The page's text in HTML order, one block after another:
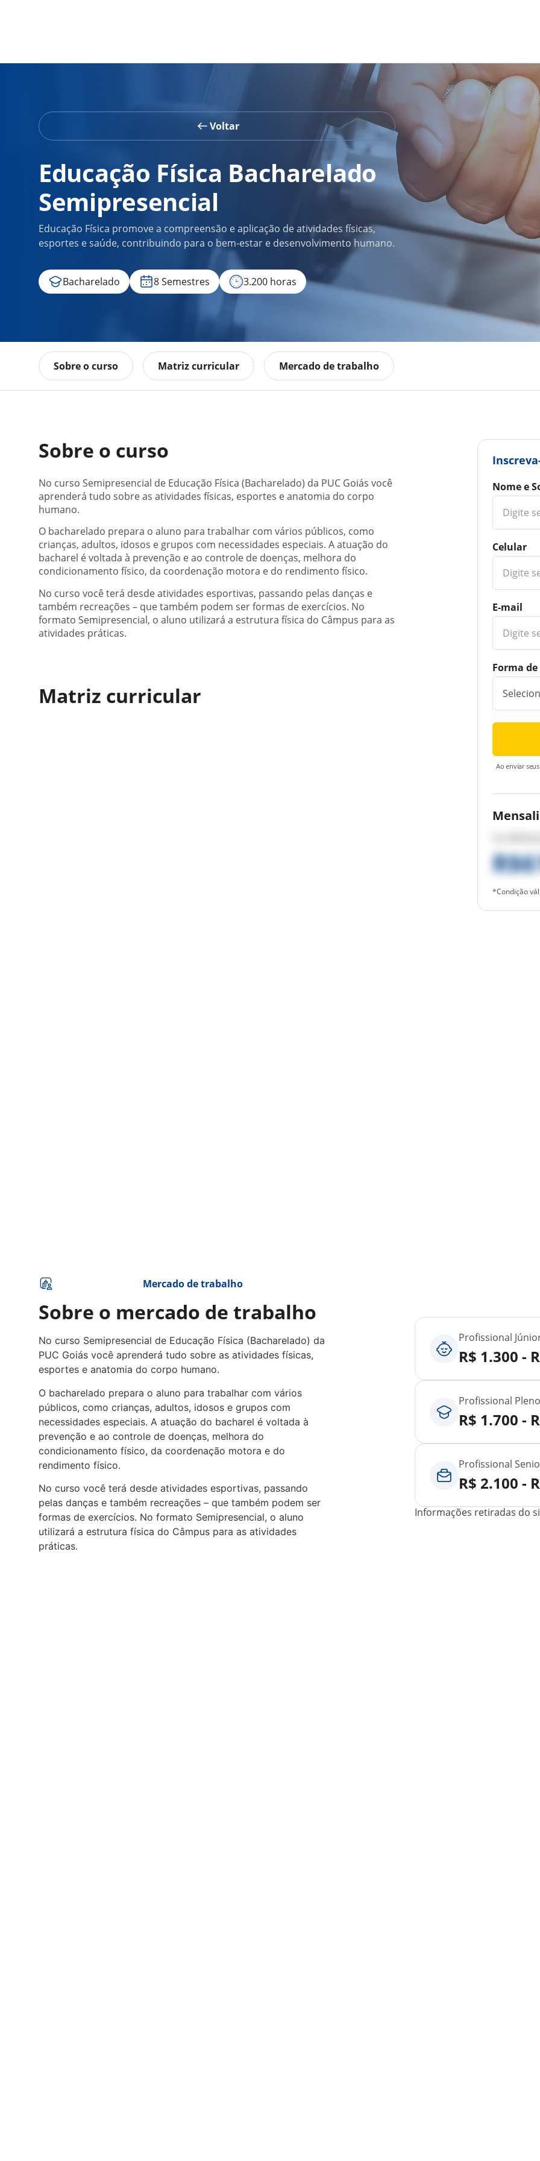
Voltar
Educação Física Bacharelado
Semipresencial
Educação Física promove a compreensão e aplicação de atividades físicas,
esportes e saúde, contribuindo para o bem-estar e desenvolvimento humano.
Bacharelado 8 Semestres 3.200 horas
Sobre o curso Matriz curricular Mercado de trabalho
Sobre o curso
No curso Semipresencial de Educação Física (Bacharelado) da PUC Goiás você
aprenderá tudo sobre as atividades físicas, esportes e anatomia do corpo
humano.
O bacharelado prepara o aluno para trabalhar com vários públicos, como
crianças, adultos, idosos e grupos com necessidades especiais. A atuação do
bacharel é voltada à prevenção e ao controle de doenças, melhora do
condicionamento físico, da coordenação motora e do rendimento físico.
No curso você terá desde atividades esportivas, passando pelas danças e
também recreações – que também podem ser formas de exercícios. No
formato Semipresencial, o aluno utilizará a estrutura física do Câmpus para as
atividades práticas.
Matriz curricular
Nome e
Celular
E-mail
Forma
Ao enviar
*Condição
Mercado de trabalho
Sobre o mercado de trabalho
No curso Semipresencial de Educação Física (Bacharelado) da
PUC Goiás você aprenderá tudo sobre as atividades físicas,
esportes e anatomia do corpo humano.
O bacharelado prepara o aluno para trabalhar com vários
públicos, como crianças, adultos, idosos e grupos com
necessidades especiais. A atuação do bacharel é voltada à
prevenção e ao controle de doenças, melhora do
condicionamento físico, da coordenação motora e do
rendimento físico.
No curso você terá desde atividades esportivas, passando
pelas danças e também recreações – que também podem ser
formas de exercícios. No formato Semipresencial, o aluno
utilizará a estrutura física do Câmpus para as atividades
práticas.
Profissional
R$ 1.300 -
Profissional Pleno
R$ 1.700 -
Profissional
R$ 2.100 -
Informações retiradas do